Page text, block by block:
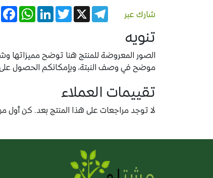
شارك عبر WhatsAppLinkedInTwitter X
Telegram
تنويه
الصور المعروضة للمنتج هنا توضح مميزاتها
موضح في وصف النبتة، وبإمكانكم الحصول على
تقييمات العملاء
لا توجد مراجعات على هذا المنتج بعد. كن أول